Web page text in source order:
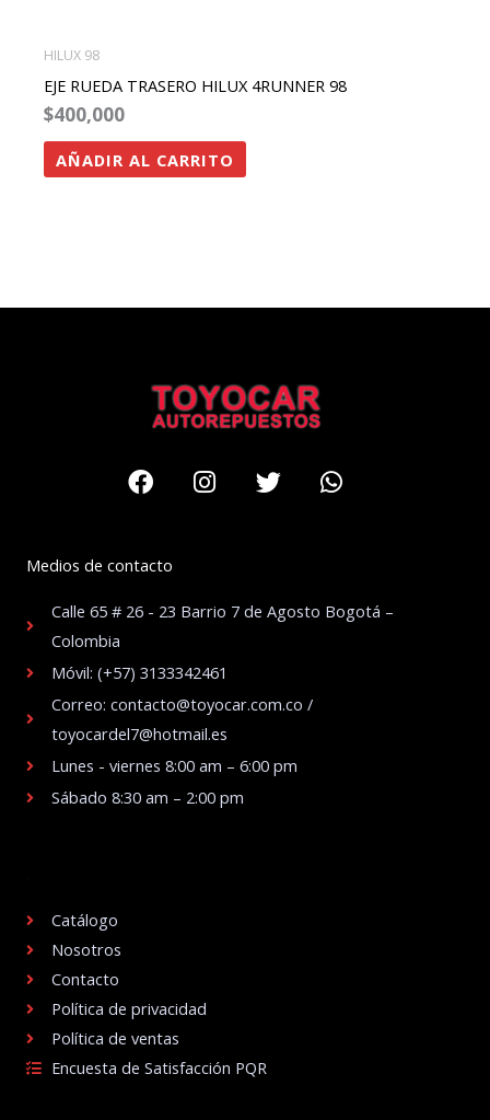
HILUX 98
EJE RUEDA TRASERO HILUX 4RUNNER 98
$400,000
AÑADIR AL CARRITO
FacebookInstagram
TwitterWhatsapp
Medios de contacto
Calle 65 # 26 - 23 Barrio 7 de Agosto Bogotá –
Colombia
Móvil: (+57) 3133342461
Correo: contacto@toyocar.com.co /
toyocardel7@hotmail.es
Lunes - viernes 8:00 am – 6:00 pm
Sábado 8:30 am – 2:00 pm
Catálogo
Nosotros
Contacto
Política de privacidad
Política de ventas
Encuesta de Satisfacción PQR